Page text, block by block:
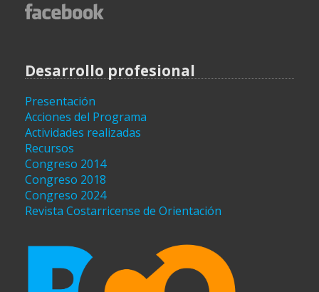
Desarrollo profesional
Presentación
Acciones del Programa
Actividades realizadas
Recursos
Congreso 2014
Congreso 2018
Congreso 2024
Revista Costarricense de Orientación